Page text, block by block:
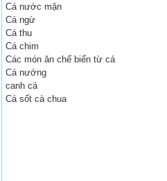
Cá nước mặn
Cá ngừ
Cá thu
Cá chim
Các món ăn chế biến từ cá
Cá nướng
canh cá
Cá sốt cà chua